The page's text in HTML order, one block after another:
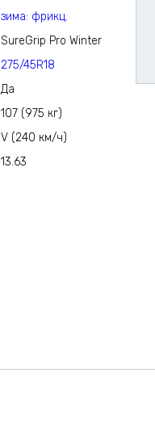
зима: фрикц.
SureGrip Pro Winter
275/45R18
Да
107 (975 кг)
V (240 км/ч)
13.63